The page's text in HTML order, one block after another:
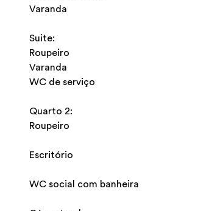
Varanda
Suite:
Roupeiro
Varanda
WC de serviço
Quarto 2:
Roupeiro
Escritório
WC social com banheira